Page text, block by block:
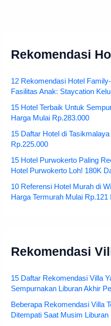
Rekomendasi
12 Rekomendasi Hotel
Fasilitas Anak: Staycation
15 Hotel Terbaik Untuk
Harga Mulai Rp.283.000
15 Daftar Hotel di
Rp.225.000
15 Hotel Purwokerto Paling
Hotel Purwokerto Loh! 180K
10 Referensi Hotel Murah di
Harga Termurah Mulai Rp.121
Rekomendasi
15 Daftar Rekomendasi Villa
Sempurnakan Liburan Akhir
Beberapa Rekomendasi Villa
Ditempati Saat Musim Liburan